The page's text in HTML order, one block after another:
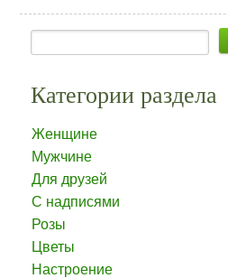
Категории раздела
Женщине
Мужчине
Для друзей
С надписями
Розы
Цветы
Настроение